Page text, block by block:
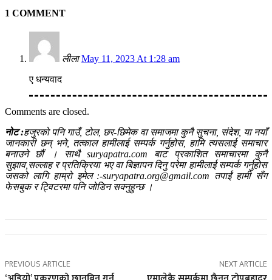
1 COMMENT
लीला May 11, 2023 At 1:28 am
ए धन्यवाद
Comments are closed.
नोट :हजुरको पनि गाउँ, टोल, छर-छिमेक वा समाजमा कुनै सुचना, संदेश, या नयाँ
जानकारी छन् भने, तत्काल हामीलाई सम्पर्क गर्नुहोस, हामि त्यसलाई समाचार
बनाउने छौं । साथै suryapatra.com बाट प्रकाशित समाचारमा कुनै
सुझाव,सल्लाह र प्रतिक्रिया भए वा बिज्ञापन दिनु परेमा हामीलाई सम्पर्क गर्नुहोस
जसको लागि हाम्रो इमेल :-suryapatra.org@gmail.com तपाईं हामी सँग
फेसबुक र ट्विटरमा पनि जोडिन सक्नुहुन्छ ।
PREVIOUS ARTICLE NEXT ARTICLE